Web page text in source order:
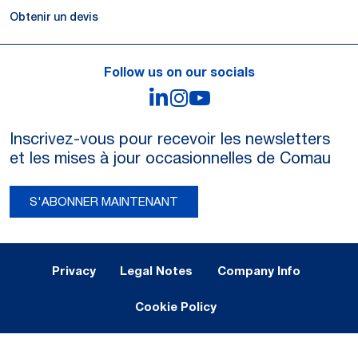
Obtenir un devis
Follow us on our socials
LinkedIn
Instagram
Inscrivez-vous pour recevoir les newsletters
et les mises à jour occasionnelles de Comau
S'ABONNER MAINTENANT
Privacy Legal Notes Company Info
Cookie Policy